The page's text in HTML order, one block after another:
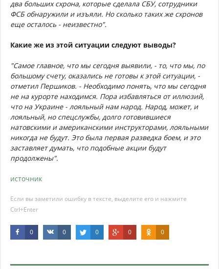
два больших схрона, которые сделала СБУ, сотрудники
ФСБ обнаружили и изъяли. Но сколько таких же схронов
еще осталось - неизвестно".
Какие же из этой ситуации следуют выводы?
"Самое главное, что мы сегодня выявили, - то, что мы, по
большому счету, оказались не готовы к этой ситуации, -
отметил Першиков. - Необходимо понять, что мы сегодня
не на курорте находимся. Пора избавляться от иллюзий,
что на Украине - лояльный нам народ. Народ, может, и
лояльный, но спецслужбы, долго готовившиеся
натовскими и американскими инструкторами, лояльными
никогда не будут. Это была первая разведка боем, и это
заставляет думать, что подобные акции будут
продолжены".
источник
Если вы заметили ошибку в тексте, выделите его и нажмите
Ctrl+Enter
0 0 0 0 0